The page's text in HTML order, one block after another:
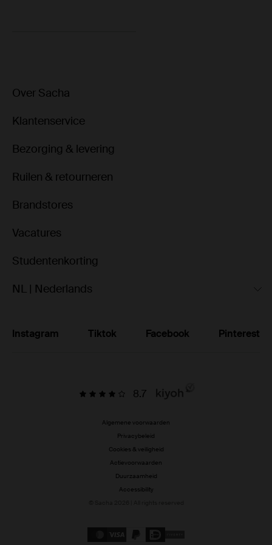
Over Sacha
Klantenservice
Bezorging & levering
Ruilen & retourneren
Brandstores
Vacatures
Studentenkorting
NL | Nederlands
Instagram Tiktok Facebook Pinterest
8.7
Algemene voorwaarden
Privacybeleid
Cookies & veiligheid
Actievoorwaarden
Duurzaamheid
Accessibility